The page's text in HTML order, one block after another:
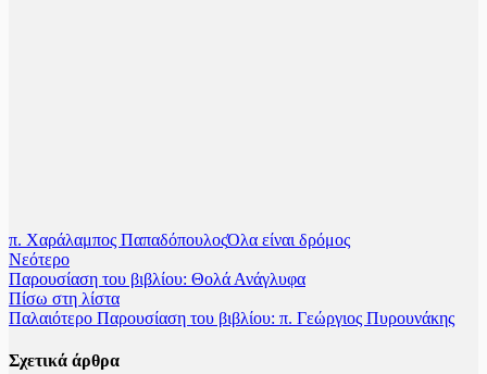
π. Χαράλαμπος ΠαπαδόπουλοςΌλα είναι δρόμος
Νεότερο
Παρουσίαση του βιβλίου: Θολά Ανάγλυφα
Πίσω στη λίστα
Παλαιότερο Παρουσίαση του βιβλίου: π. Γεώργιος Πυρουνάκης
Σχετικά άρθρα